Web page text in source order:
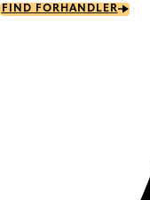
Skip
FIND FORHANDLER